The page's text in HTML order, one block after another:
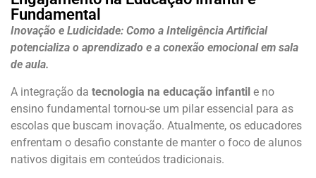
Fundamental
Inovação e Ludicidade: Como a Inteligência Artificial
potencializa o aprendizado e a conexão emocional em sala
de aula.
A integração da tecnologia na educação infantil e no
ensino fundamental tornou-se um pilar essencial para as
escolas que buscam inovação. Atualmente, os educadores
enfrentam o desafio constante de manter o foco de alunos
nativos digitais em conteúdos tradicionais.